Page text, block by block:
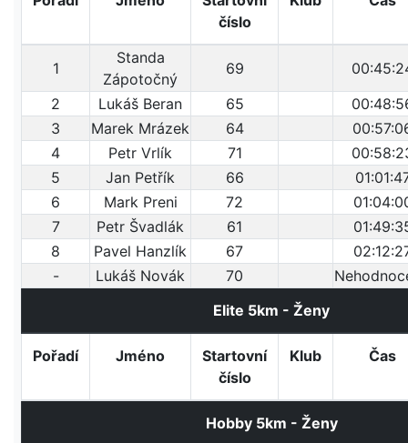
číslo
1
Standa
Zápotočný
69
2
Lukáš Beran 65
3
Marek Mrázek 64
4
Petr Vrlík 71
5
Jan Petřík 66
6
Mark Preni 72
7
Petr Švadlák 61
8
Pavel Hanzlík 67
-
Lukáš Novák 70
Elite 5km - Ženy
Pořadí Jméno
Startovní
číslo
Klub Čas
Hobby 5km - Ženy